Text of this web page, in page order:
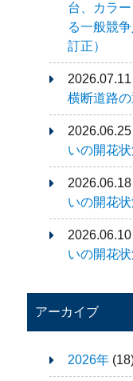
台、カラ
る一般競
訂正）
2026.07.11
横断道路
2026.06.25
いの開花
2026.06.18
いの開花
2026.06.10
いの開花
アーカイブ
2026年